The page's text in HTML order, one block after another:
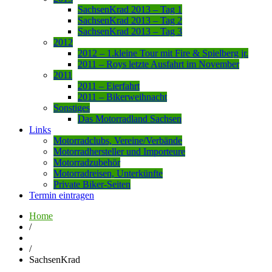
SachsenKrad 2013 – Tag 1
SachsenKrad 2013 – Tag 2
SachsenKrad 2013 – Tag 3
2012
2012 – 1.kleine Tour mit Fire & Spielberg jr.
2011 – Roys letzte Ausfahrt im November
2011
2011 – Eierfahrt
2011 – Bikerweihnacht
Sonstiges
Das Motorradland Sachsen
Links
Motorradclubs, Vereine/Verbände
Motorradhersteller und Importeure
Motorradzubehör
Motorradreisen, Unterkünfte
Private Biker-Seiten
Termin eintragen
Home
/
/
SachsenKrad